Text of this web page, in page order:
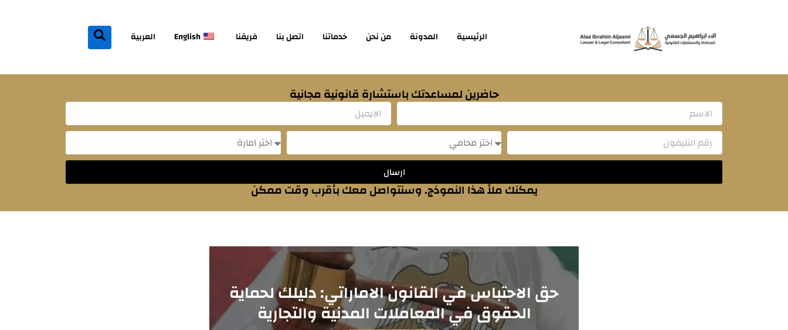
الرئيسية المدونة من نحن خدماتنا اتصل بنا فريقنا English العربية
حاضرين لمساعدتك باستشارة قانونية مجانية
Message
Message
ارسال
يمكنك ملأ هذا النموذج. وسنتواصل معك بأقرب وقت ممكن
حق الاحتباس في القانون الاماراتي: دليلك لحماية
الحقوق في المعاملات المدنية والتجارية